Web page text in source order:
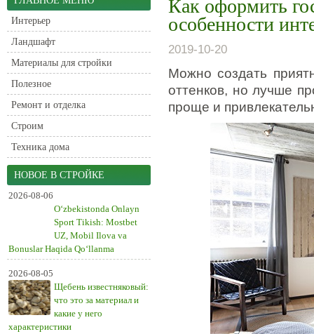
Интерьер
Ландшафт
Материалы для стройки
Полезное
Ремонт и отделка
Строим
Техника дома
НОВОЕ В СТРОЙКЕ
2026-08-06
O‘zbekistonda Onlayn
Sport Tikish: Mostbet
UZ, Mobil Ilova va
Bonuslar Haqida Qo‘llanma
2026-08-05
Щебень известняковый:
что это за материал и
какие у него
характеристики
Как оформить
особенности
2019-10-20
Можно создать
оттенков, но лучше
проще и